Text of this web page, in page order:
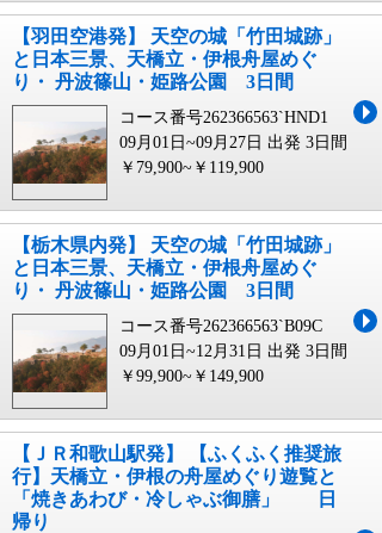
【羽田空港発】 天空の城「竹田城跡」
と日本三景、天橋立・伊根舟屋めぐ
り・ 丹波篠山・姫路公園 3日間
コース番号262366563`HND1
09月01日~09月27日 出発 3日間
￥79,900~￥119,900
【栃木県内発】 天空の城「竹田城跡」
と日本三景、天橋立・伊根舟屋めぐ
り・ 丹波篠山・姫路公園 3日間
コース番号262366563`B09C
09月01日~12月31日 出発 3日間
￥99,900~￥149,900
【ＪＲ和歌山駅発】 【ふくふく推奨旅
行】天橋立・伊根の舟屋めぐり遊覧と
「焼きあわび・冷しゃぶ御膳」 日
帰り